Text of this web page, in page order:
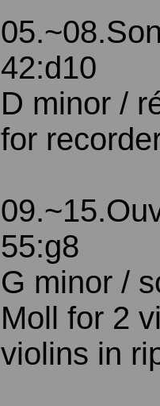
42:d10
D minor /
for
55:g8
G minor /
Moll for 2
violins in